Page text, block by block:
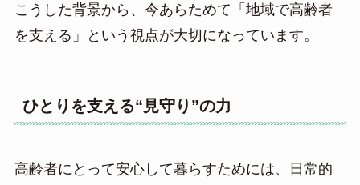
こうした背景から、今あらためて「地域で高齢者
を支える」という視点が大切になっています。
ひとりを支える“見守り”の力
高齢者にとって安心して暮らすためには、日常的